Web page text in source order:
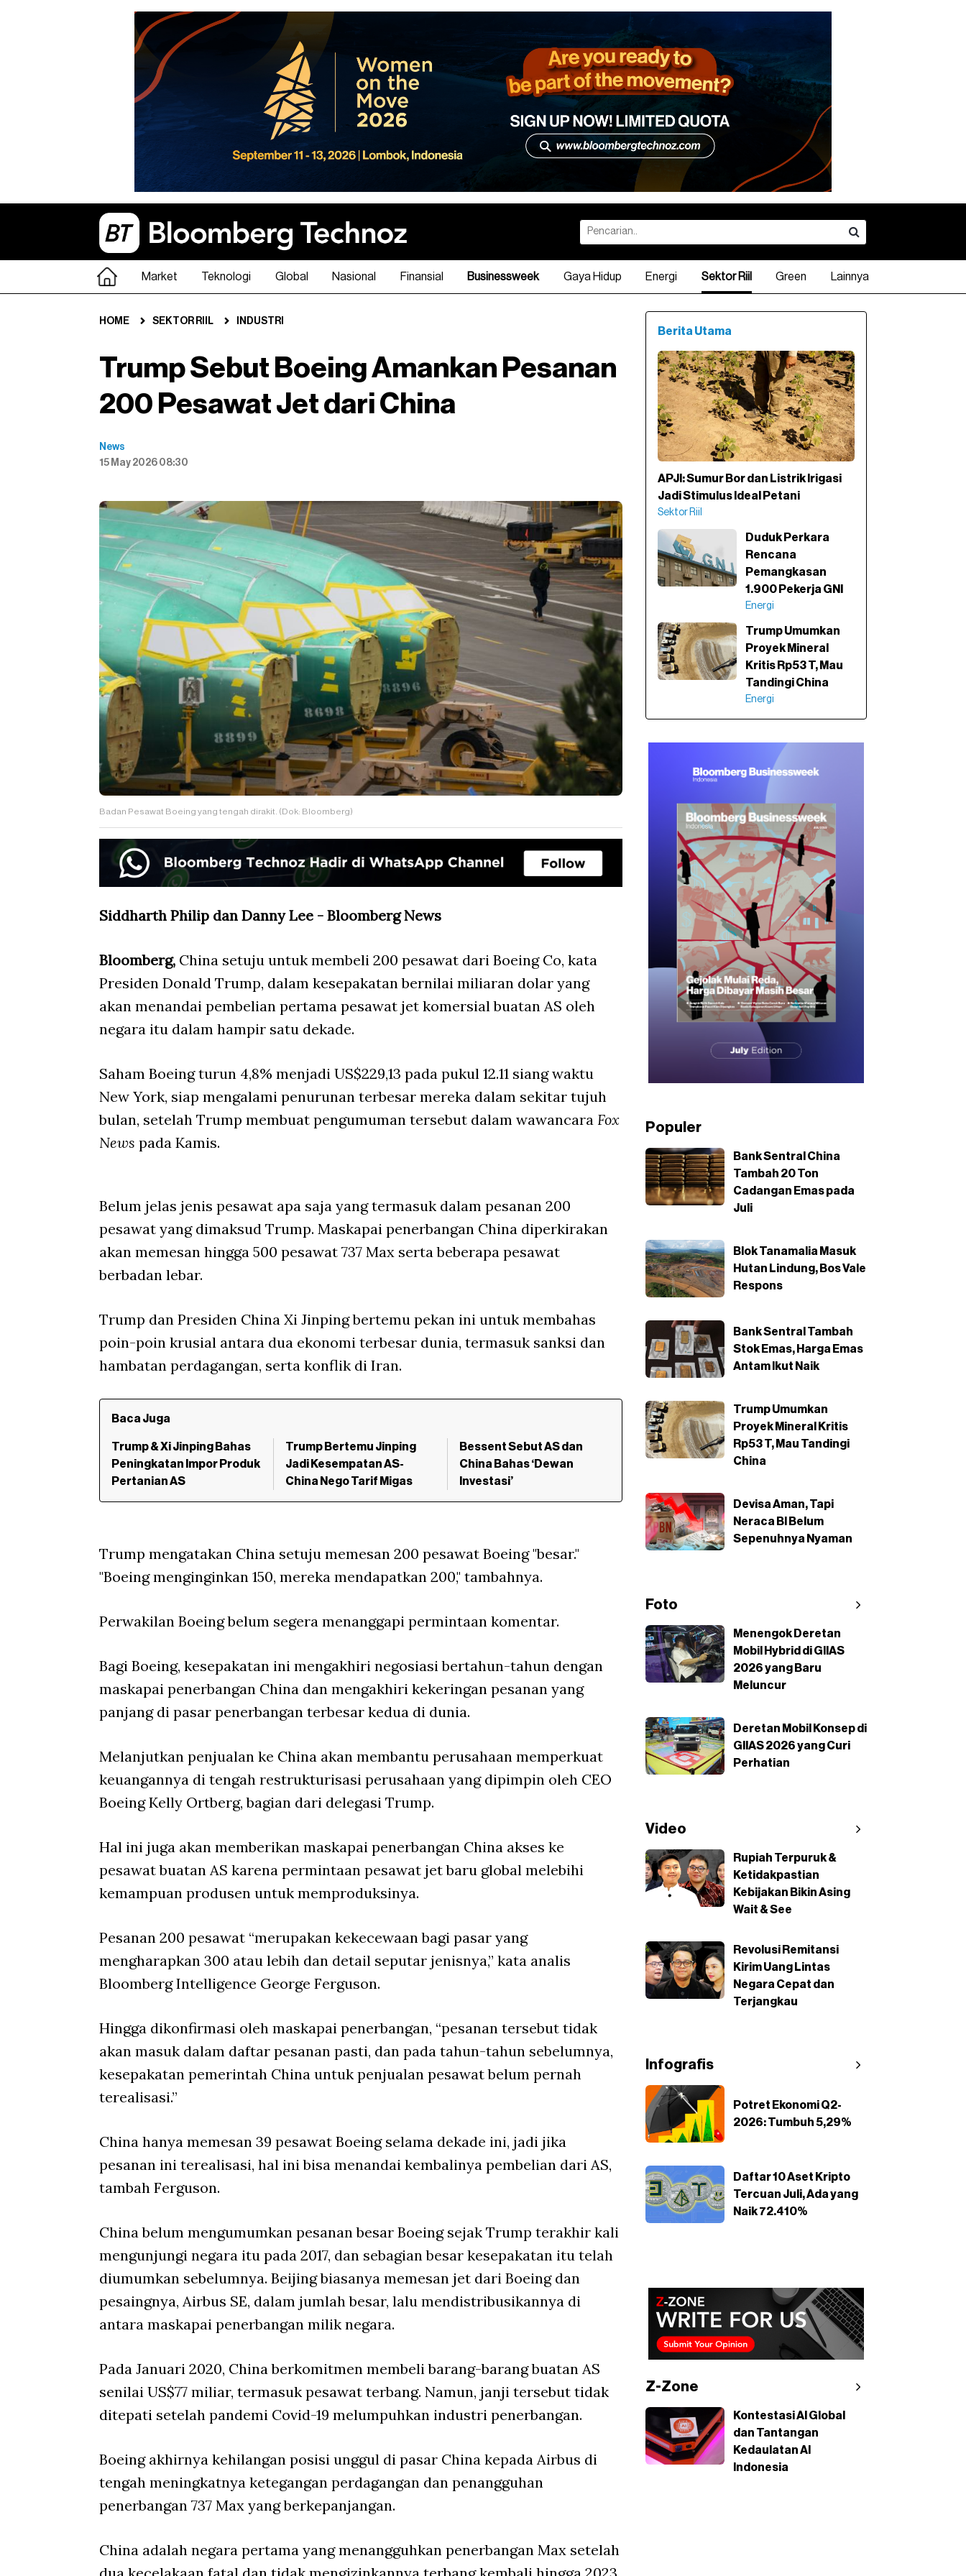
Market Teknologi Global Nasional Finansial Businessweek Gaya Hidup Energi Sektor Riil Green Lainnya
HOME SEKTOR RIIL INDUSTRI
Trump Sebut Boeing Amankan Pesanan
200 Pesawat Jet dari China
News
15 May 2026 08:30
Badan Pesawat Boeing yang tengah dirakit. (Dok: Bloomberg)
Siddharth Philip dan Danny Lee - Bloomberg News
Bloomberg, China setuju untuk membeli 200 pesawat dari Boeing Co, kata
Presiden Donald Trump, dalam kesepakatan bernilai miliaran dolar yang
akan menandai pembelian pertama pesawat jet komersial buatan AS oleh
negara itu dalam hampir satu dekade.
Saham Boeing turun 4,8% menjadi US$229,13 pada pukul 12.11 siang waktu
New York, siap mengalami penurunan terbesar mereka dalam sekitar tujuh
bulan, setelah Trump membuat pengumuman tersebut dalam wawancara Fox
News pada Kamis.
Belum jelas jenis pesawat apa saja yang termasuk dalam pesanan 200
pesawat yang dimaksud Trump. Maskapai penerbangan China diperkirakan
akan memesan hingga 500 pesawat 737 Max serta beberapa pesawat
berbadan lebar.
Trump dan Presiden China Xi Jinping bertemu pekan ini untuk membahas
poin-poin krusial antara dua ekonomi terbesar dunia, termasuk sanksi dan
hambatan perdagangan, serta konflik di Iran.
Baca Juga
Trump & Xi Jinping Bahas
Peningkatan Impor Produk
Pertanian AS
Trump Bertemu Jinping
Jadi Kesempatan AS-
China Nego Tarif Migas
Bessent Sebut AS dan
China Bahas ‘Dewan
Investasi’
Trump mengatakan China setuju memesan 200 pesawat Boeing "besar."
"Boeing menginginkan 150, mereka mendapatkan 200," tambahnya.
Perwakilan Boeing belum segera menanggapi permintaan komentar.
Bagi Boeing, kesepakatan ini mengakhiri negosiasi bertahun-tahun dengan
maskapai penerbangan China dan mengakhiri kekeringan pesanan yang
panjang di pasar penerbangan terbesar kedua di dunia.
Melanjutkan penjualan ke China akan membantu perusahaan memperkuat
keuangannya di tengah restrukturisasi perusahaan yang dipimpin oleh CEO
Boeing Kelly Ortberg, bagian dari delegasi Trump.
Hal ini juga akan memberikan maskapai penerbangan China akses ke
pesawat buatan AS karena permintaan pesawat jet baru global melebihi
kemampuan produsen untuk memproduksinya.
Pesanan 200 pesawat “merupakan kekecewaan bagi pasar yang
mengharapkan 300 atau lebih dan detail seputar jenisnya,” kata analis
Bloomberg Intelligence George Ferguson.
Hingga dikonfirmasi oleh maskapai penerbangan, “pesanan tersebut tidak
akan masuk dalam daftar pesanan pasti, dan pada tahun-tahun sebelumnya,
kesepakatan pemerintah China untuk penjualan pesawat belum pernah
terealisasi.”
China hanya memesan 39 pesawat Boeing selama dekade ini, jadi jika
pesanan ini terealisasi, hal ini bisa menandai kembalinya pembelian dari AS,
tambah Ferguson.
China belum mengumumkan pesanan besar Boeing sejak Trump terakhir kali
mengunjungi negara itu pada 2017, dan sebagian besar kesepakatan itu telah
diumumkan sebelumnya. Beijing biasanya memesan jet dari Boeing dan
pesaingnya, Airbus SE, dalam jumlah besar, lalu mendistribusikannya di
antara maskapai penerbangan milik negara.
Pada Januari 2020, China berkomitmen membeli barang-barang buatan AS
senilai US$77 miliar, termasuk pesawat terbang. Namun, janji tersebut tidak
ditepati setelah pandemi Covid-19 melumpuhkan industri penerbangan.
Boeing akhirnya kehilangan posisi unggul di pasar China kepada Airbus di
tengah meningkatnya ketegangan perdagangan dan penangguhan
penerbangan 737 Max yang berkepanjangan.
China adalah negara pertama yang menangguhkan penerbangan Max setelah
Berita Utama
APJI: Sumur Bor dan Listrik Irigasi
Jadi Stimulus Ideal Petani
Sektor Riil
Duduk Perkara
Rencana
Pemangkasan
1.900 Pekerja GNI
Energi
Trump Umumkan
Proyek Mineral
Kritis Rp53 T, Mau
Tandingi China
Energi
Populer
Bank Sentral China
Tambah 20 Ton
Cadangan Emas pada
Juli
Blok Tanamalia Masuk
Hutan Lindung, Bos Vale
Respons
Bank Sentral Tambah
Stok Emas, Harga Emas
Antam Ikut Naik
Trump Umumkan
Proyek Mineral Kritis
Rp53 T, Mau Tandingi
China
Devisa Aman, Tapi
Neraca BI Belum
Sepenuhnya Nyaman
Foto
Menengok Deretan
Mobil Hybrid di GIIAS
2026 yang Baru
Meluncur
Deretan Mobil Konsep di
GIIAS 2026 yang Curi
Perhatian
Video
Rupiah Terpuruk &
Ketidakpastian
Kebijakan Bikin Asing
Wait & See
Revolusi Remitansi
Kirim Uang Lintas
Negara Cepat dan
Terjangkau
Infografis
Potret Ekonomi Q2-
2026: Tumbuh 5,29%
Daftar 10 Aset Kripto
Tercuan Juli, Ada yang
Naik 72.410%
Z-Zone
Kontestasi AI Global
dan Tantangan
Kedaulatan AI
Indonesia